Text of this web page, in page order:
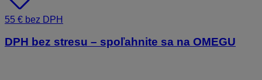
55 € bez DPH
DPH bez stresu – spoľahnite sa na OMEGU